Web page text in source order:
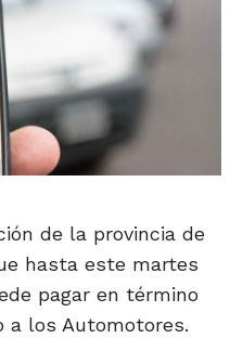
de la provincia de
hasta este martes
pagar en término
a los Automotores.